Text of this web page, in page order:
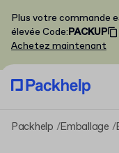
Plus votre commande
élevée Code:PACKUP
Achetez maintenant
Packhelp Emballage